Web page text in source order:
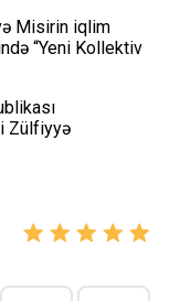
Misirin iqlim
“Yeni Kollektiv
Zülfiyyə